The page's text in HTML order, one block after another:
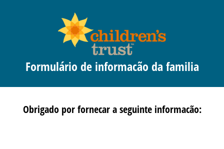
Formulário de informacão da familia
Obrigado por fornecar a seguinte informacão: